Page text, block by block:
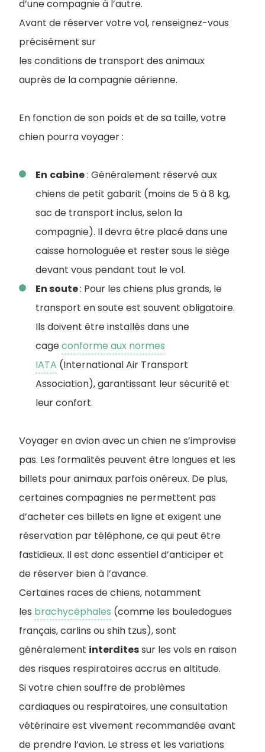
d’une compagnie à l’autre.
Avant de réserver votre vol, renseignez-vous
précisément sur
les conditions de transport des animaux
auprès de la compagnie aérienne.
En fonction de son poids et de sa taille, votre
chien pourra voyager :
En cabine: Généralement réservé aux
chiens de petit gabarit (moins de 5 à 8 kg,
sac de transport inclus, selon la
compagnie). Il devra être placé dans une
caisse homologuée et rester sous le siège
devant vous pendant tout le vol.
En soute: Pour les chiens plus grands, le
transport en soute est souvent obligatoire.
Ils doivent être installés dans une
cageconforme aux normes
IATA (International Air Transport
Association), garantissant leur sécurité et
leur confort.
Voyager en avion avec un chien ne s’improvise
pas. Les formalités peuvent être longues et les
billets pour animaux parfois onéreux. De plus,
certaines compagnies ne permettent pas
d’acheter ces billets en ligne et exigent une
réservation par téléphone, ce qui peut être
fastidieux. Il est donc essentiel d’anticiper et
de réserver bien à l’avance.
Certaines races de chiens, notamment
les brachycéphales (comme les bouledogues
français, carlins ou shih tzus), sont
généralement interditessur les vols en raison
des risques respiratoires accrus en altitude.
Si votre chien souffre de problèmes
cardiaques ou respiratoires, une consultation
vétérinaire est vivement recommandée avant
de prendre l’avion. Le stress et les variations